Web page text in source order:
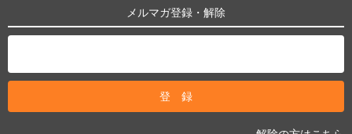
メルマガ登録・解除